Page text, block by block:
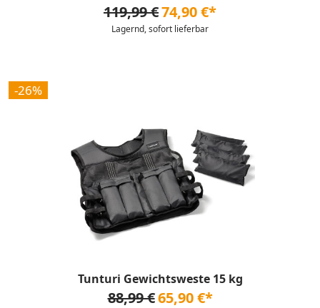
119,99 €74,90 €*
Lagernd, sofort lieferbar
-26%
Tunturi Gewichtsweste 15 kg
88,99 €65,90 €*